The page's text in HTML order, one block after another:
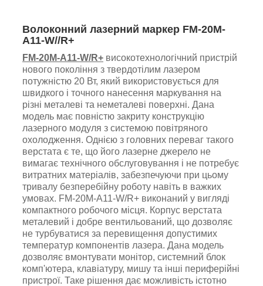
Волоконний лазерний маркер FM-20M-
A11-W//R+
FM-20M-A11-W/R+ високотехнологічний пристрій
нового покоління з твердотілим лазером
потужністю 20 Вт, який використовується для
швидкого і точного нанесення маркування на
різні металеві та неметалеві поверхні. Дана
модель має повністю закриту конструкцію
лазерного модуля з системою повітряного
охолодження. Однією з головних переваг такого
верстата є те, що його лазерне джерело не
вимагає технічного обслуговування і не потребує
витратних матеріалів, забезпечуючи при цьому
тривалу безперебійну роботу навіть в важких
умовах. FM-20M-A11-W/R+ виконаний у вигляді
компактного робочого місця. Корпус верстата
металевий і добре вентильований, що дозволяє
не турбуватися за перевищення допустимих
температур компонентів лазера. Дана модель
дозволяє вмонтувати монітор, системний блок
комп'ютера, клавіатуру, мишу та інші периферійні
пристрої. Таке рішення дає можливість істотно